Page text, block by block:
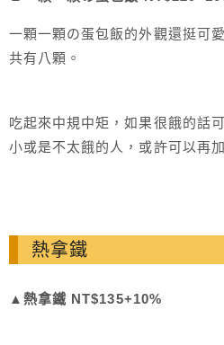
一顆一顆の蛋包飯的外觀還挺可
共有八顆。
吃起來中規中矩，如果很餓的話
小或是不太餓的人，或許可以再
熱拿鐵
▲熱拿鐵 NT$135+10%